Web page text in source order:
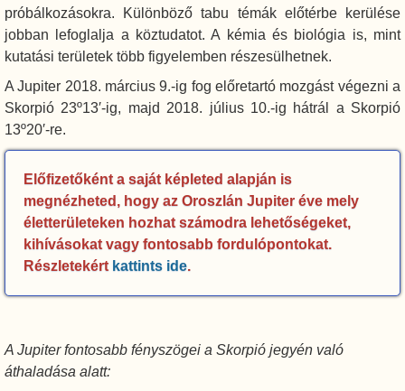
próbálkozásokra. Különböző tabu témák előtérbe kerülése
jobban lefoglalja a köztudatot. A kémia és biológia is, mint
kutatási területek több figyelemben részesülhetnek.
A Jupiter 2018. március 9.-ig fog előretartó mozgást végezni a
Skorpió 23º13′-ig, majd 2018. július 10.-ig hátrál a Skorpió
13º20′-re.
Előfizetőként a saját képleted alapján is
megnézheted, hogy az Oroszlán Jupiter éve mely
életterületeken hozhat számodra lehetőségeket,
kihívásokat vagy fontosabb fordulópontokat.
Részletekért kattints ide.
A Jupiter fontosabb fényszögei a Skorpió jegyén való
áthaladása alatt: